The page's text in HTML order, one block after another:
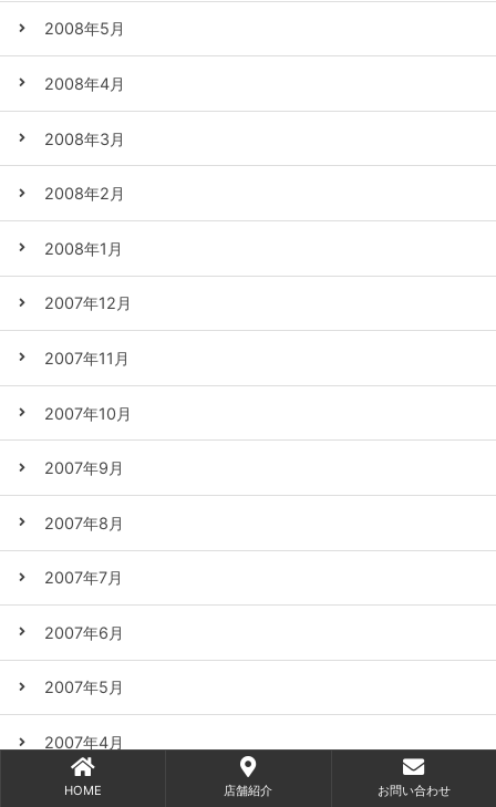
2008年5月
2008年4月
2008年3月
2008年2月
2008年1月
2007年12月
2007年11月
2007年10月
2007年9月
2007年8月
2007年7月
2007年6月
2007年5月
2007年4月
2007年3月
HOME 店舗紹介 お問い合わせ